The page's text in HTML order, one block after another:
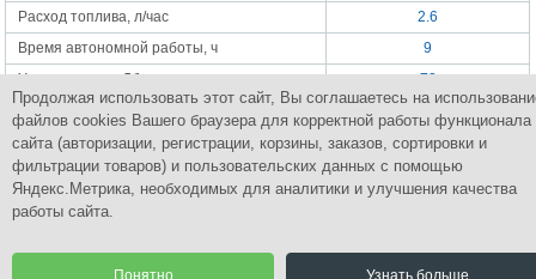
Расход топлива, л/час
2.6
Время автономной работы, ч
9
Уровень шума, Дб
72
Габаритные размеры, мм
670x540x555
Масса, кг
87
Комплексное снабжение промышленным оборудованием
Продолжая использовать этот сайт, Вы соглашаетесь на
файлов cookies Вашего браузера для корректной работы функционала
сайта (авторизации, регистрации, корзины, заказов, сортировки и
фильтрации товаров) и пользовательских данных с помощью
Яндекс.Метрика, необходимых для аналитики и улучшения качества
работы сайта.
Понятно Узнать больше